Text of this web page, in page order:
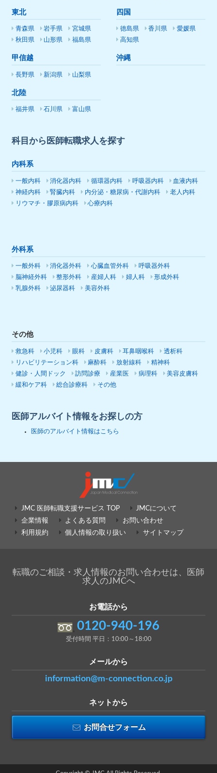
東北
青森県 岩手県
宮城県
秋田県
山形県 福島県
甲信越
長野県 新潟県 山梨県
北陸
福井県 石川県 富山県
四国
徳島県 香川県
愛媛県
高知県
沖縄
科目から医師転職求人を探す
内科系
一般内科 消化器内科 循環器内科 呼吸器内科
血液内科
神経内科
腎臓内科 内分泌・糖尿病・代謝内科
老人内科
リウマチ・膠原病内科
心療内科
外科系
一般外科 消化器外科 心臓血管外科
呼吸器外科
脳神経外科
整形外科 産婦人科 婦人科
形成外科
乳腺外科
泌尿器科 美容外科
その他
救急科 小児科 眼科 皮膚科 耳鼻咽喉科
透析科
リハビリテーション科
麻酔科 放射線科
精神科
健診・人間ドック
訪問診療 産業医 病理科
美容皮膚科
緩和ケア科
総合診療科 その他
医師アルバイト情報をお探しの方
医師のアルバイト情報はこちら
JMC 医師転職支援サービス TOP
JMCについて
企業情報
よくある質問
お問い合わせ
利用規約
個人情報の取り扱い サイトマップ
転職のご相談・求人情報のお問い合わせは、医師
求人のJMCへ
お電話から
0120-940-196
受付時間 平日：10:00～18:00
メールから
information@m-connection.co.jp
ネットから
お問合せフォーム